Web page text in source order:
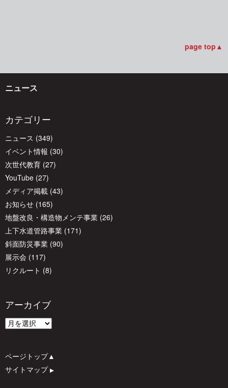
ゲ
シ
ョ
ン
page top▲
ニュース
カテゴリー
ニュース (349)
イベント情報 (30)
次世代教育 (27)
YouTube (27)
メディア掲載 (43)
お知らせ (165)
地盤改良・構造物メンテ事業 (26)
上下水道管路事業 (171)
斜面防災事業 (90)
展示会 (117)
リクルート (8)
アーカイブ
ア
ブ
ページトップ▲
サイトマップ ▲